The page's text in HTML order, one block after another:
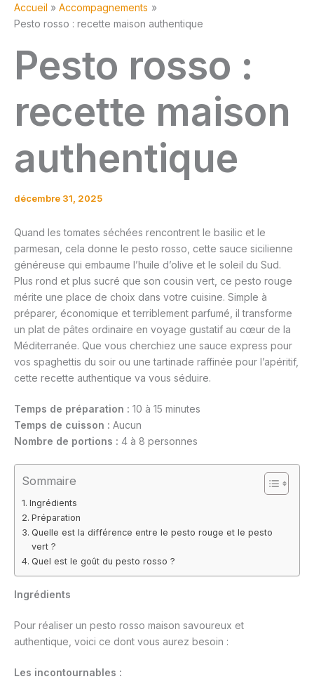
Accueil
Accompagnements
Pesto rosso : recette maison authentique
Pesto rosso :
recette maison
authentique
décembre 31, 2025
Quand les tomates séchées rencontrent le basilic et le
parmesan, cela donne le pesto rosso, cette sauce sicilienne
généreuse qui embaume l’huile d’olive et le soleil du Sud.
Plus rond et plus sucré que son cousin vert, ce pesto rouge
mérite une place de choix dans votre cuisine. Simple à
préparer, économique et terriblement parfumé, il transforme
un plat de pâtes ordinaire en voyage gustatif au cœur de la
Méditerranée. Que vous cherchiez une sauce express pour
vos spaghettis du soir ou une tartinade raffinée pour l’apéritif,
cette recette authentique va vous séduire.
Temps de préparation : 10 à 15 minutes
Temps de cuisson : Aucun
Nombre de portions : 4 à 8 personnes
Sommaire
Ingrédients
Préparation
Quelle est la différence entre le pesto rouge et le pesto
vert ?
Quel est le goût du pesto rosso ?
Ingrédients
Pour réaliser un pesto rosso maison savoureux et
authentique, voici ce dont vous aurez besoin :
Les incontournables :